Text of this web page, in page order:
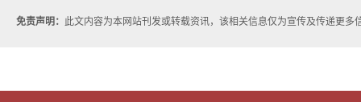
免责声明： 此文内容为本网站刊发或转载资讯，该相关信息仅为宣传及传递更多